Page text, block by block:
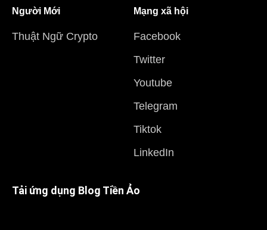
Người Mới
Thuật Ngữ Crypto
Mạng xã hội
Facebook
Twitter
Youtube
Telegram
Tiktok
LinkedIn
Tải ứng dụng Blog Tiền Ảo